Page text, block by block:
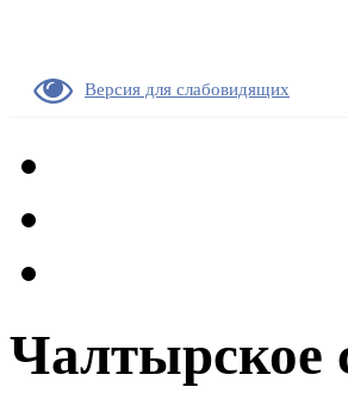
Версия для слабовидящих
Чалтырское